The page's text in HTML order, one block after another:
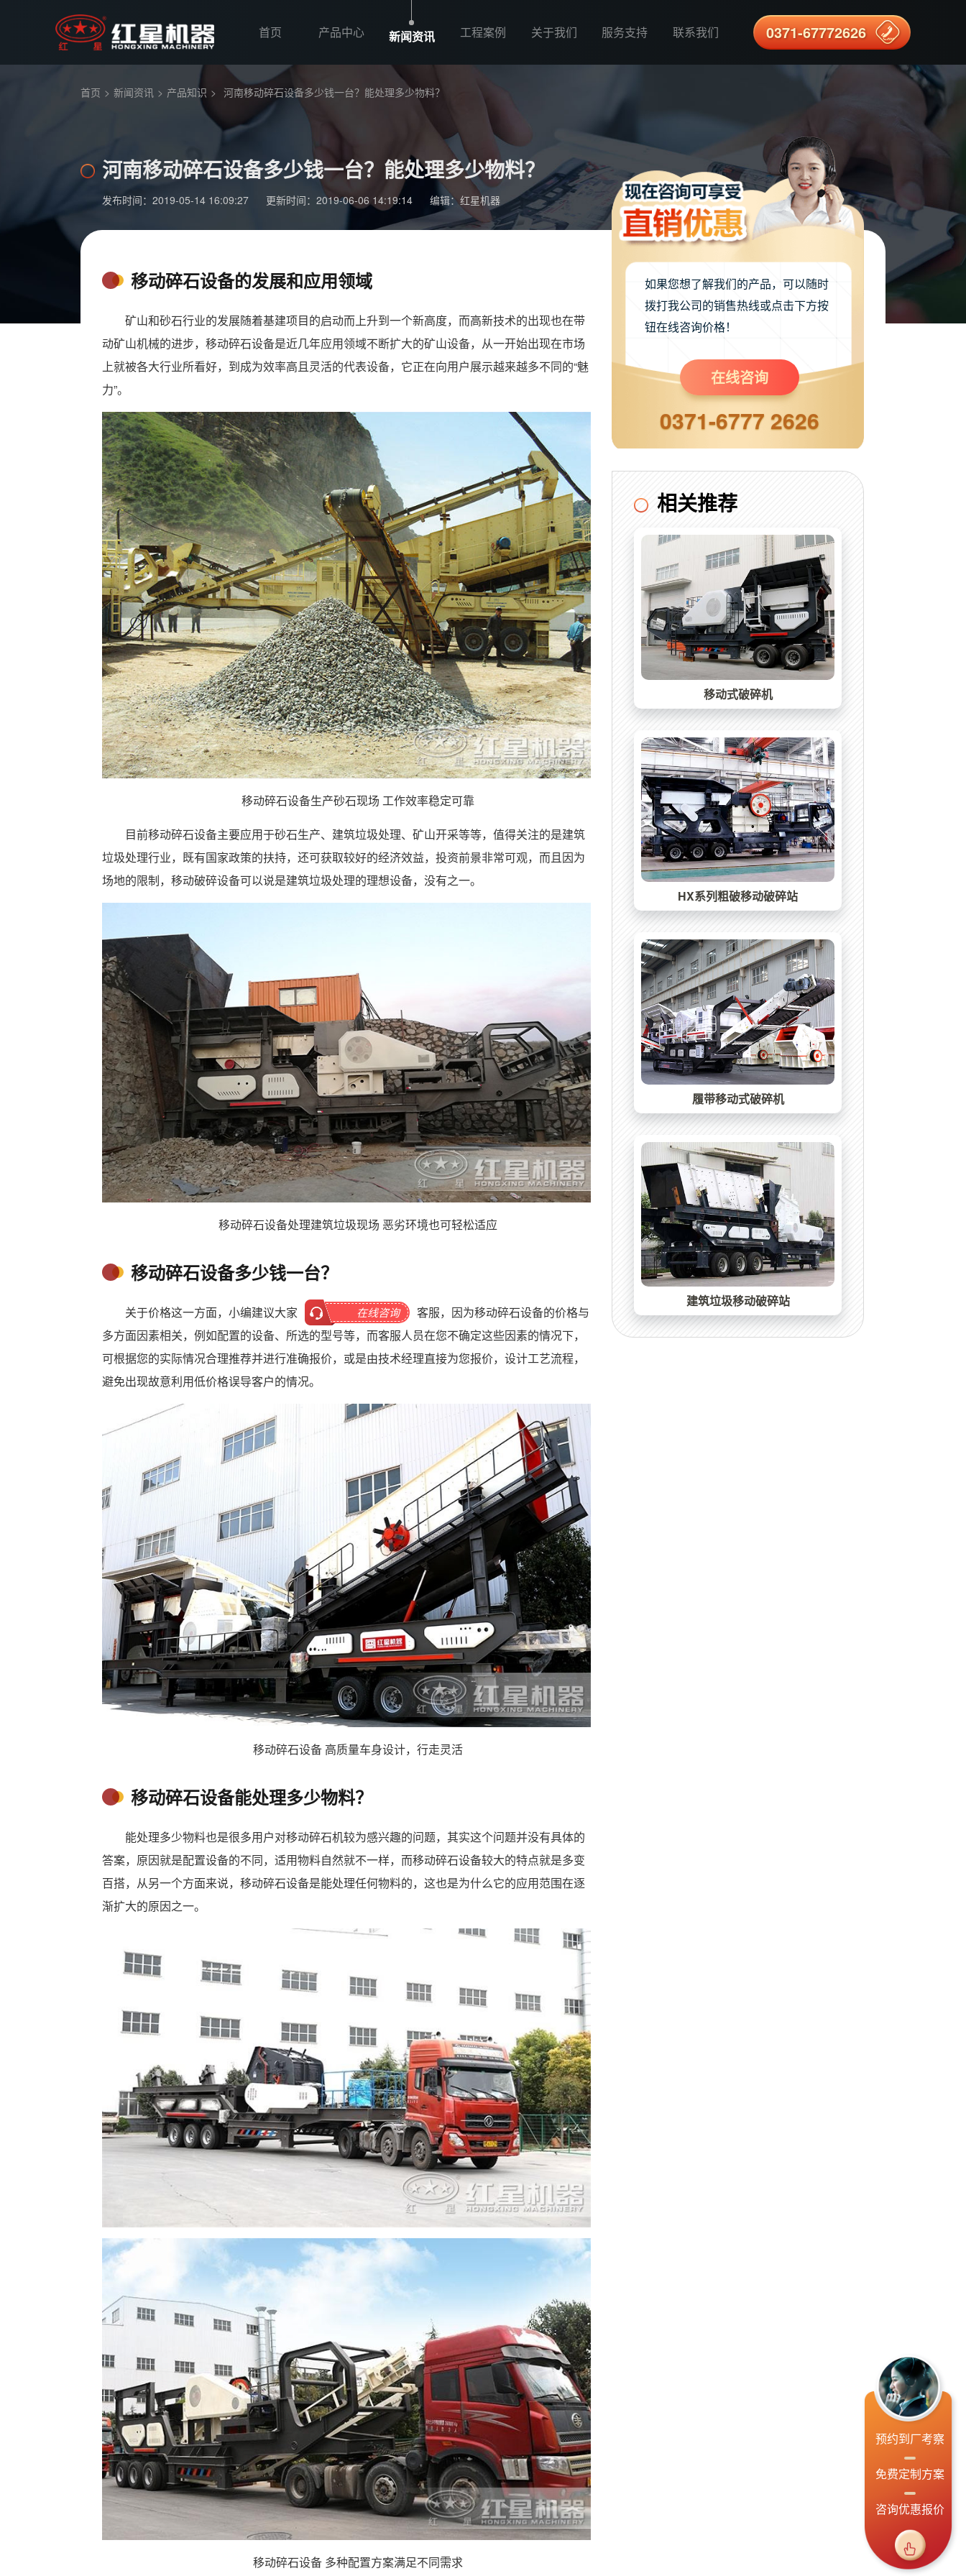
首页 产品中心 新闻资讯 工程案例 关于我们 服务支持 联系我们 0371-67772626
首页 > 新闻资讯 > 产品知识 > 河南移动碎石设备多少钱一台？能处理多少物料？
河南移动碎石设备多少钱一台？能处理多少物料？
发布时间：2019-05-14 16:09:27 更新时间：2019-06-06 14:19:14 编辑：红星机器
移动碎石设备的发展和应用领域
矿山和砂石行业的发展随着基建项目的启动而上升到一个新高度，而高新技术的出现也在带
动矿山机械的进步，移动碎石设备是近几年应用领域不断扩大的矿山设备，从一开始出现在市场
上就被各大行业所看好，到成为效率高且灵活的代表设备，它正在向用户展示越来越多不同的“魅
力”。
移动碎石设备生产砂石现场 工作效率稳定可靠
目前移动碎石设备主要应用于砂石生产、建筑垃圾处理、矿山开采等等，值得关注的是建筑
垃圾处理行业，既有国家政策的扶持，还可获取较好的经济效益，投资前景非常可观，而且因为
场地的限制，移动破碎设备可以说是建筑垃圾处理的理想设备，没有之一。
移动碎石设备处理建筑垃圾现场 恶劣环境也可轻松适应
移动碎石设备多少钱一台？
关于价格这一方面，小编建议大家 在线咨询
客服，因为移动碎石设备的价格与
多方面因素相关，例如配置的设备、所选的型号等，而客服人员在您不确定这些因素的情况下，
可根据您的实际情况合理推荐并进行准确报价，或是由技术经理直接为您报价，设计工艺流程，
避免出现故意利用低价格误导客户的情况。
移动碎石设备 高质量车身设计，行走灵活
移动碎石设备能处理多少物料？
能处理多少物料也是很多用户对移动碎石机较为感兴趣的问题，其实这个问题并没有具体的
答案，原因就是配置设备的不同，适用物料自然就不一样，而移动碎石设备较大的特点就是多变
百搭，从另一个方面来说，移动碎石设备是能处理任何物料的，这也是为什么它的应用范围在逐
渐扩大的原因之一。
移动碎石设备 多种配置方案满足不同需求
如果您想了解我们的产品，可以随时
拨打我公司的销售热线或点击下方按
钮在线咨询价格！
在线咨询
0371-6777 2626
相关推荐
移动式破碎机
HX系列粗破移动破碎站
履带移动式破碎机
建筑垃圾移动破碎站
预约到厂考察
免费定制方案
咨询优惠报价